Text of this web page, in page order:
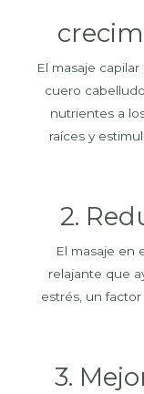
El masaje
cuero
nutrientes a
raíces y
2.
El masaje en
relajante que
estrés, un
3.